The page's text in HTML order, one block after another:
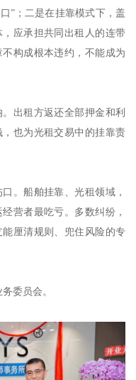
”；二是在挂靠模式下，盖
应承担共同出租人的连带
构成根本违约，不能成为
出租方返还全部押金和利
也为光租交易中的挂靠责
。船舶挂靠、光租领域，
营者最吃亏。多数纠纷，
厘清规则、兜住风险的专
委员会。